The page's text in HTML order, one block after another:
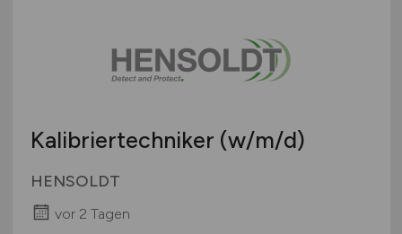
Kalibriertechniker (w/m/d)
HENSOLDT
vor 2 Tagen